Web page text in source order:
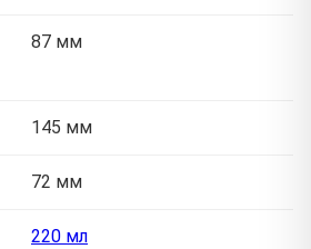
87 мм
145 мм
72 мм
220 мл